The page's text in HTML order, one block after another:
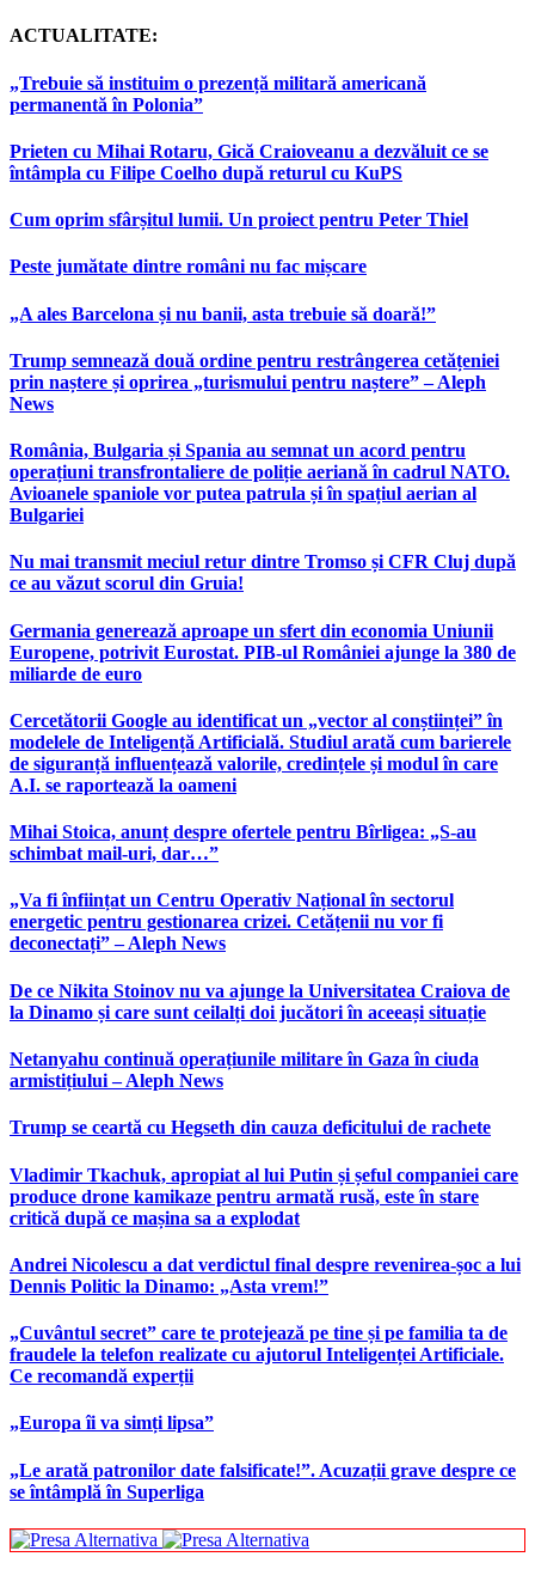
ACTUALITATE:
„Trebuie să instituim o prezență militară americană
permanentă în Polonia”
Prieten cu Mihai Rotaru, Gică Craioveanu a dezvăluit ce se
întâmpla cu Filipe Coelho după returul cu KuPS
Cum oprim sfârșitul lumii. Un proiect pentru Peter Thiel
Peste jumătate dintre români nu fac mișcare
„A ales Barcelona și nu banii, asta trebuie să doară!”
Trump semnează două ordine pentru restrângerea cetățeniei
prin naștere și oprirea „turismului pentru naștere” – Aleph
News
România, Bulgaria și Spania au semnat un acord pentru
operațiuni transfrontaliere de poliție aeriană în cadrul NATO.
Avioanele spaniole vor putea patrula și în spațiul aerian al
Bulgariei
Nu mai transmit meciul retur dintre Tromso și CFR Cluj după
ce au văzut scorul din Gruia!
Germania generează aproape un sfert din economia Uniunii
Europene, potrivit Eurostat. PIB-ul României ajunge la 380 de
miliarde de euro
Cercetătorii Google au identificat un „vector al conștiinței” în
modelele de Inteligență Artificială. Studiul arată cum barierele
de siguranță influențează valorile, credințele și modul în care
A.I. se raportează la oameni
Mihai Stoica, anunț despre ofertele pentru Bîrligea: „S-au
schimbat mail-uri, dar…”
„Va fi înființat un Centru Operativ Național în sectorul
energetic pentru gestionarea crizei. Cetățenii nu vor fi
deconectați” – Aleph News
De ce Nikita Stoinov nu va ajunge la Universitatea Craiova de
la Dinamo și care sunt ceilalți doi jucători în aceeași situație
Netanyahu continuă operațiunile militare în Gaza în ciuda
armistițiului – Aleph News
Trump se ceartă cu Hegseth din cauza deficitului de rachete
Vladimir Tkachuk, apropiat al lui Putin și șeful companiei care
produce drone kamikaze pentru armată rusă, este în stare
critică după ce mașina sa a explodat
Andrei Nicolescu a dat verdictul final despre revenirea-șoc a lui
Dennis Politic la Dinamo: „Asta vrem!”
„Cuvântul secret” care te protejează pe tine și pe familia ta de
fraudele la telefon realizate cu ajutorul Inteligenței Artificiale.
Ce recomandă experții
„Europa îi va simți lipsa”
„Le arată patronilor date falsificate!”. Acuzații grave despre ce
se întâmplă în Superliga